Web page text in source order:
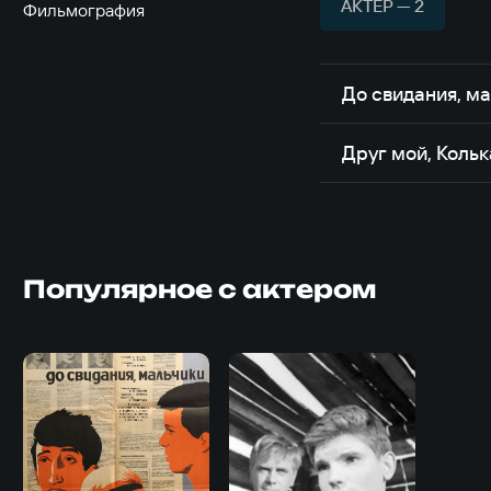
Фильмография АКТЁР — 2
До свидания,
Друг мой,
Популярное с актером